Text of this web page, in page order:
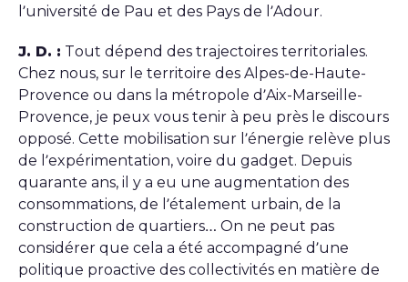
l’université de Pau et des Pays de l’Adour.
J. D. : Tout dépend des trajectoires territoriales.
Chez nous, sur le territoire des Alpes-de-Haute-
Provence ou dans la métropole d’Aix-Marseille-
Provence, je peux vous tenir à peu près le discours
opposé. Cette mobilisation sur l’énergie relève plus
de l’expérimentation, voire du gadget. Depuis
quarante ans, il y a eu une augmentation des
consommations, de l’étalement urbain, de la
construction de quartiers… On ne peut pas
considérer que cela a été accompagné d’une
politique proactive des collectivités en matière de